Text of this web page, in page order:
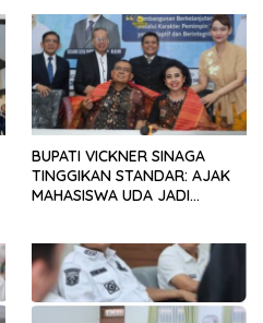
BUPATI VICKNER SINAGA
TINGGIKAN STANDAR: AJAK
MAHASISWA UDA JADI
LUNTUR ZAMAN